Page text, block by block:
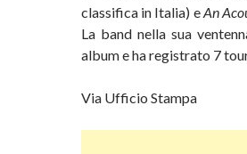
classifica in Italia) eAn
La band nella sua
album e ha registrato 7
Via Ufficio Stampa